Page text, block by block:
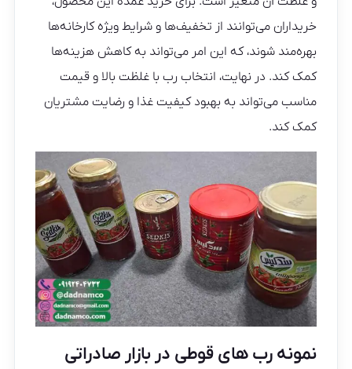
خریداران می‌توانند از تخفیف‌ها و شرایط ویژه کارخانه‌ها
بهره‌مند شوند، که این امر می‌تواند به کاهش هزینه‌ها
کمک کند. در نهایت، انتخاب رب با غلظت بالا و قیمت
مناسب می‌تواند به بهبود کیفیت غذا و رضایت مشتریان
کمک کند.
نمونه رب های قوطی در بازار صادراتی